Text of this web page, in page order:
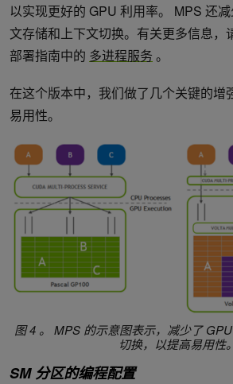
以实现更好的 GPU 利用率。 MPS 还
文存储和上下文切换。有关更多信息，
部署指南中的 多进程服务 。
在这个版本中，我们做了几个关键的增
易用性。
图 4 。
MPS 的示意图表示，减少了
切换，以提高易用性。
SM 分区的编程配置